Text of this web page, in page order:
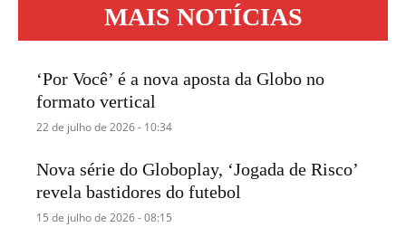
MAIS NOTÍCIAS
‘Por Você’ é a nova aposta da Globo no
formato vertical
22 de julho de 2026 - 10:34
Nova série do Globoplay, ‘Jogada de Risco’
revela bastidores do futebol
15 de julho de 2026 - 08:15